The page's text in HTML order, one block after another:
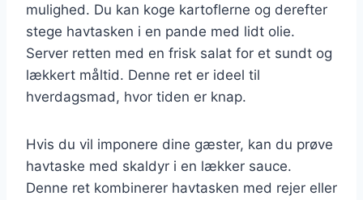
mulighed. Du kan koge kartoflerne og derefter
stege havtasken i en pande med lidt olie.
Server retten med en frisk salat for et sundt og
lækkert måltid. Denne ret er ideel til
hverdagsmad, hvor tiden er knap.
Hvis du vil imponere dine gæster, kan du prøve
havtaske med skaldyr i en lækker sauce.
Denne ret kombinerer havtasken med rejer eller